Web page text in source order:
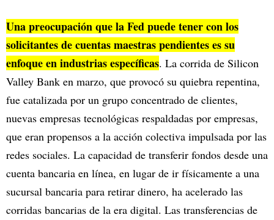
Una preocupación que la Fed puede tener con los
solicitantes de cuentas maestras pendientes es su
enfoque en industrias específicas. La corrida de Silicon
Valley Bank en marzo, que provocó su quiebra repentina,
fue catalizada por un grupo concentrado de clientes,
nuevas empresas tecnológicas respaldadas por empresas,
que eran propensos a la acción colectiva impulsada por las
redes sociales. La capacidad de transferir fondos desde una
cuenta bancaria en línea, en lugar de ir físicamente a una
sucursal bancaria para retirar dinero, ha acelerado las
corridas bancarias de la era digital. Las transferencias de